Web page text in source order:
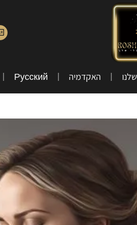
האקדמיה Русский